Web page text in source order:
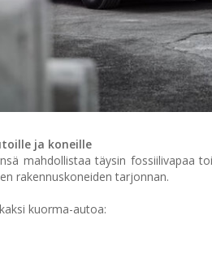
ja koneille
mahdollistaa täysin fossiilivapaa
rakennuskoneiden tarjonnan.
kuorma-autoa: